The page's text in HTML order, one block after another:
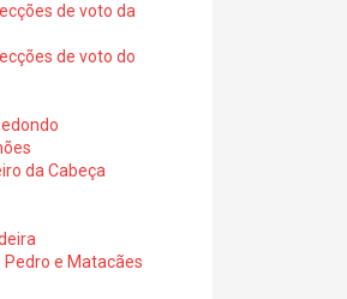
de voto da
de voto do
da Cabeça
Pedro e Matacães